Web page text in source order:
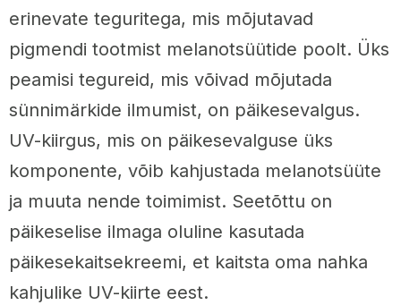
erinevate teguritega, mis mõjutavad
pigmendi tootmist melanotsüütide poolt. Üks
peamisi tegureid, mis võivad mõjutada
sünnimärkide ilmumist, on päikesevalgus.
UV-kiirgus, mis on päikesevalguse üks
komponente, võib kahjustada melanotsüüte
ja muuta nende toimimist. Seetõttu on
päikeselise ilmaga oluline kasutada
päikesekaitsekreemi, et kaitsta oma nahka
kahjulike UV-kiirte eest.